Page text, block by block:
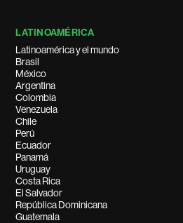
LATINOAMÉRICA
Latinoamérica y el mundo
Brasil
México
Argentina
Colombia
Venezuela
Chile
Perú
Ecuador
Panamá
Uruguay
Costa Rica
El Salvador
República Dominicana
Guatemala